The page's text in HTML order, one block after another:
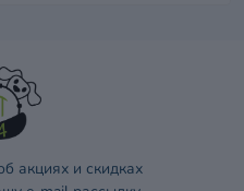
акциях и скидках